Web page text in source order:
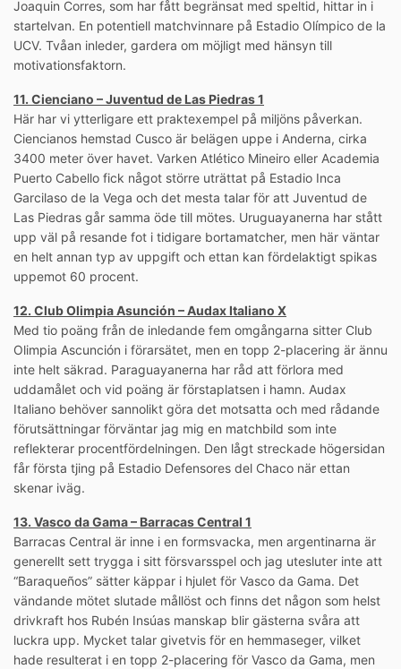
Joaquin Corres, som har fått begränsat med speltid, hittar in i
startelvan. En potentiell matchvinnare på Estadio Olímpico de la
UCV. Tvåan inleder, gardera om möjligt med hänsyn till
motivationsfaktorn.
11. Cienciano – Juventud de Las Piedras 1
Här har vi ytterligare ett praktexempel på miljöns påverkan.
Ciencianos hemstad Cusco är belägen uppe i Anderna, cirka
3400 meter över havet. Varken Atlético Mineiro eller Academia
Puerto Cabello fick något större uträttat på Estadio Inca
Garcilaso de la Vega och det mesta talar för att Juventud de
Las Piedras går samma öde till mötes. Uruguayanerna har stått
upp väl på resande fot i tidigare bortamatcher, men här väntar
en helt annan typ av uppgift och ettan kan fördelaktigt spikas
uppemot 60 procent.
12. Club Olimpia Asunción – Audax Italiano X
Med tio poäng från de inledande fem omgångarna sitter Club
Olimpia Ascunción i förarsätet, men en topp 2-placering är ännu
inte helt säkrad. Paraguayanerna har råd att förlora med
uddamålet och vid poäng är förstaplatsen i hamn. Audax
Italiano behöver sannolikt göra det motsatta och med rådande
förutsättningar förväntar jag mig en matchbild som inte
reflekterar procentfördelningen. Den lågt streckade högersidan
får första tjing på Estadio Defensores del Chaco när ettan
skenar iväg.
13. Vasco da Gama – Barracas Central 1
Barracas Central är inne i en formsvacka, men argentinarna är
generellt sett trygga i sitt försvarsspel och jag utesluter inte att
“Baraqueños” sätter käppar i hjulet för Vasco da Gama. Det
vändande mötet slutade mållöst och finns det någon som helst
drivkraft hos Rubén Insúas manskap blir gästerna svåra att
luckra upp. Mycket talar givetvis för en hemmaseger, vilket
hade resulterat i en topp 2-placering för Vasco da Gama, men